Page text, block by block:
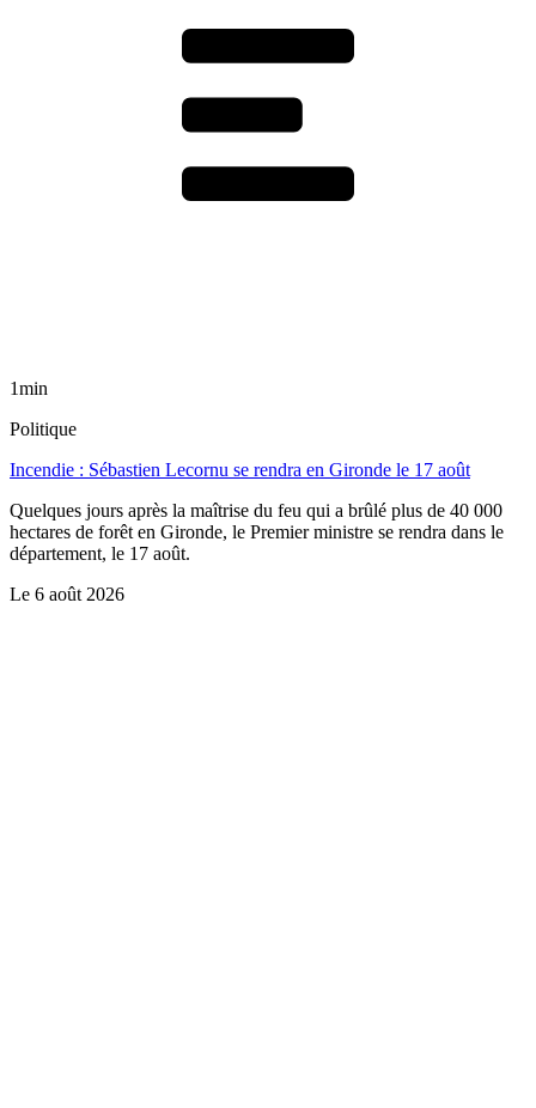
1min
Politique
Incendie : Sébastien Lecornu se rendra en Gironde le 17 août
Quelques jours après la maîtrise du feu qui a brûlé plus de 40 000
hectares de forêt en Gironde, le Premier ministre se rendra dans le
département, le 17 août.
Le 6 août 2026